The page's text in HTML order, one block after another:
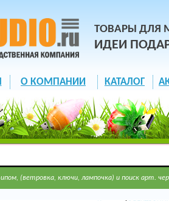
ТОВАРЫ ДЛЯ
ИДЕИ
О КОМПАНИИ КАТАЛОГ
(ветровка, ключи, лампочка) и поиск арт.